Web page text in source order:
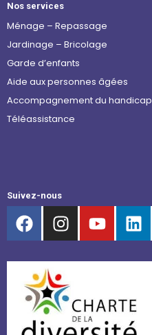
Nos services
Ménage – Repassage
Jardinage – Bricolage
Garde d’enfants
Aide aux personnes âgées
Accompagnement du handicap
Téléassistance
Suivez-nous